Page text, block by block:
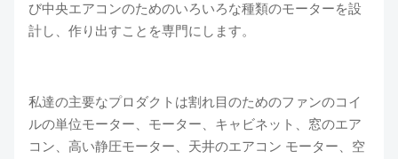
び中央エアコンのためのいろいろな種類のモーターを設
計し、作り出すことを専門にします。
私達の主要なプロダクトは割れ目のためのファンのコイ
ルの単位モーター、モーター、キャビネット、窓のエア
コン、高い静圧モーター、天井のエアコン モーター、空